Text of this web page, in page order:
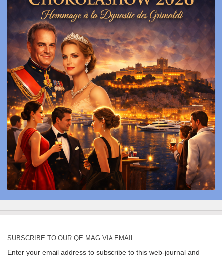
SUBSCRIBE TO OUR QE MAG VIA EMAIL
Enter your email address to subscribe to this web-journal and